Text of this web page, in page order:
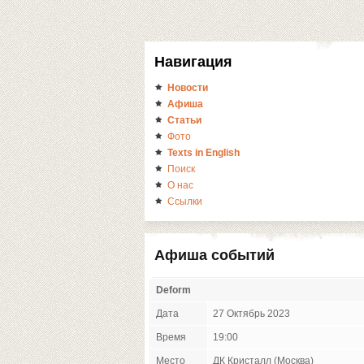
Навигация
Новости
Афиша
Статьи
Фото
Texts in English
Поиск
О нас
Ссылки
Афиша событий
Deform
Дата 27 Октябрь 2023
Время 19:00
Место ДК Кристалл (Москва)